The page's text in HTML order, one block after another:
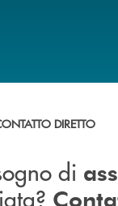
di assistenza
DIRETTO
di